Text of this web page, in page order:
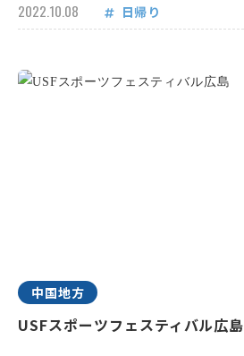
2022.10.08 日帰り
中国地方
USFスポーツフェスティバル広島